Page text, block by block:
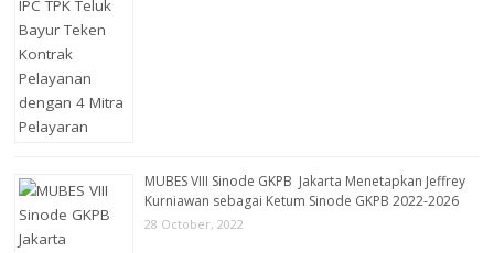
MUBES VIII Sinode GKPB Jakarta Menetapkan Jeffrey
Kurniawan sebagai Ketum Sinode GKPB 2022-2026
28 October, 2022